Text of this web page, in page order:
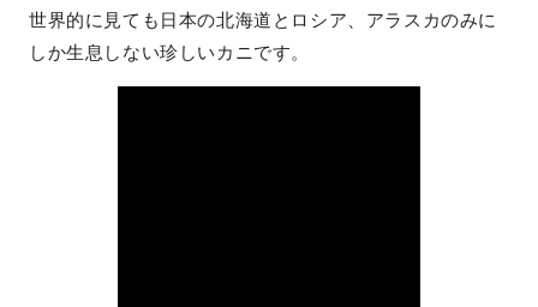
世界的に見ても日本の北海道とロシア、アラスカのみに
しか生息しない珍しいカニです。